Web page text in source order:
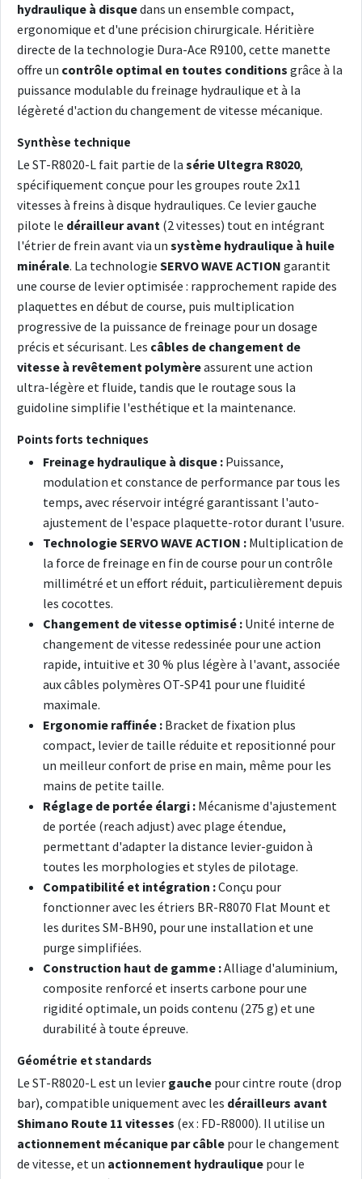
hydraulique à disquedans un ensemble compact,
ergonomique et d'une précision chirurgicale. Héritière
directe de la technologie Dura-Ace R9100, cette manette
offre un contrôle optimal en toutes conditions grâce à la
puissance modulable du freinage hydraulique et à la
légèreté d'action du changement de vitesse mécanique.
Synthèse technique
Le ST-R8020-L fait partie de la série Ultegra R8020,
spécifiquement conçue pour les groupes route 2x11
vitesses à freins à disque hydrauliques. Ce levier gauche
pilote le dérailleur avant (2 vitesses) tout en intégrant
l'étrier de frein avant via un système hydraulique à huile
minérale. La technologie SERVO WAVE ACTION garantit
une course de levier optimisée : rapprochement rapide des
plaquettes en début de course, puis multiplication
progressive de la puissance de freinage pour un dosage
précis et sécurisant. Les câbles de changement de
vitesse à revêtement polymèreassurent une action
ultra-légère et fluide, tandis que le routage sous la
guidoline simplifie l'esthétique et la maintenance.
Points forts techniques
Freinage hydraulique à disque : Puissance,
modulation et constance de performance par tous les
temps, avec réservoir intégré garantissant l'auto-
ajustement de l'espace plaquette-rotor durant l'usure.
Technologie SERVO WAVE ACTION : Multiplication de
la force de freinage en fin de course pour un contrôle
millimétré et un effort réduit, particulièrement depuis
les cocottes.
Changement de vitesse optimisé : Unité interne de
changement de vitesse redessinée pour une action
rapide, intuitive et 30 % plus légère à l'avant, associée
aux câbles polymères OT-SP41 pour une fluidité
maximale.
Ergonomie raffinée : Bracket de fixation plus
compact, levier de taille réduite et repositionné pour
un meilleur confort de prise en main, même pour les
mains de petite taille.
Réglage de portée élargi : Mécanisme d'ajustement
de portée (reach adjust) avec plage étendue,
permettant d'adapter la distance levier-guidon à
toutes les morphologies et styles de pilotage.
Compatibilité et intégration :Conçu pour
fonctionner avec les étriers BR-R8070 Flat Mount et
les durites SM-BH90, pour une installation et une
purge simplifiées.
Construction haut de gamme :Alliage d'aluminium,
composite renforcé et inserts carbone pour une
rigidité optimale, un poids contenu (275 g) et une
durabilité à toute épreuve.
Géométrie et standards
Le ST-R8020-L est un levier gauche pour cintre route (drop
bar), compatible uniquement avec les dérailleurs avant
Shimano Route 11 vitesses (ex : FD-R8000). Il utilise un
actionnement mécanique par câble pour le changement
de vitesse, et un actionnement hydraulique pour le